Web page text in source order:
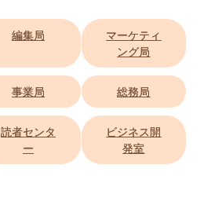
編集局
マーケティ
ング局
事業局 総務局
読者センタ
ー
ビジネス開
発室